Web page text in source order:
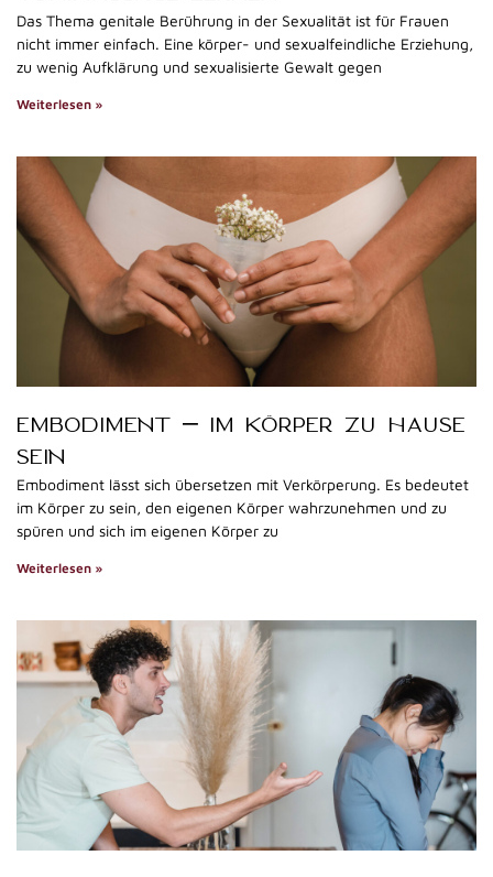
Das Thema genitale Berührung in der Sexualität ist für Frauen
nicht immer einfach. Eine körper- und sexualfeindliche Erziehung,
zu wenig Aufklärung und sexualisierte Gewalt gegen
Weiterlesen »
EMBODIMENT – IM KÖRPER ZU HAUSE
SEIN
Embodiment lässt sich übersetzen mit Verkörperung. Es bedeutet
im Körper zu sein, den eigenen Körper wahrzunehmen und zu
spüren und sich im eigenen Körper zu
Weiterlesen »